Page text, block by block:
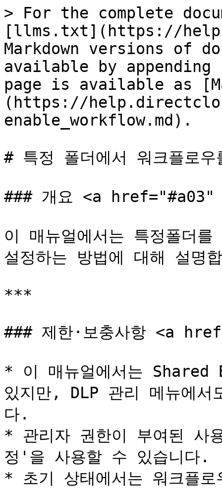
> For the complete
[llms.txt](https://
Markdown versions of
available by
page is available as
(https://
enable_workflow.md).
# 특정 폴더에서 워크플로
### 개요 <a
이 매뉴얼에서는 특정폴더
설정하는 방법에 대해 설명
***
### 제한·보충사항 <a
* 이 매뉴얼에서는 Shared
있지만, DLP 관리 메뉴에
다.
* 관리자 권한이 부여된 사
정'을 사용할 수 있습니다.
* 초기 상태에서는 워크플